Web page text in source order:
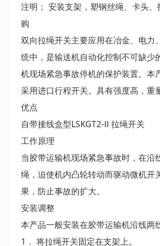
注明； 安装支架，塑钢丝绳、卡头
购
双向拉绳开关主要应用在冶金、电
统中，是输送机自动化控制不可缺
机现场紧急事故停机的保护装置。
采用进口行程开关。具有强度高，
优点
自带接线盒型LSKGT2-Ⅱ 拉绳开关
工作原理
当胶带运输机现场紧急事故时，在沿
绳，迫使机内凸轮转动而驱动微机
果，防止事故的扩大。
安装调整
本产品一般安装在胶带运输机沿线两
1． 将拉绳开关固定在支架上。